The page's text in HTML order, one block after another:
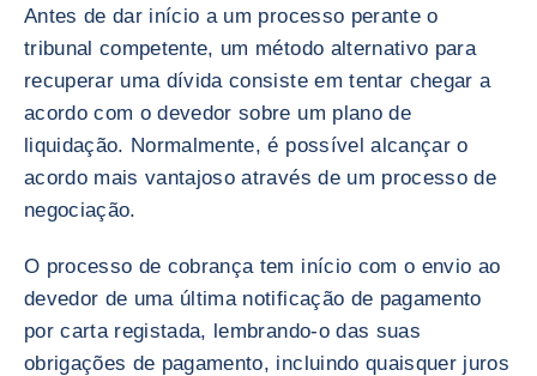
Antes de dar início a um processo perante o
tribunal competente, um método alternativo para
recuperar uma dívida consiste em tentar chegar a
acordo com o devedor sobre um plano de
liquidação. Normalmente, é possível alcançar o
acordo mais vantajoso através de um processo de
negociação.
O processo de cobrança tem início com o envio ao
devedor de uma última notificação de pagamento
por carta registada, lembrando-o das suas
obrigações de pagamento, incluindo quaisquer juros